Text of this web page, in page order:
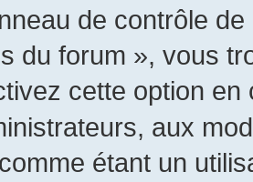
de contrôle
du forum », vous
cette option
aux
étant un